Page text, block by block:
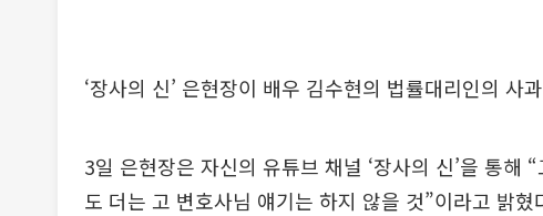
‘장사의 신’ 은현장이 배우 김수현의 법률대리인의 사
3일 은현장은 자신의 유튜브 채널 ‘장사의 신’을 통해
도 더는 고 변호사님 얘기는 하지 않을 것”이라고 밝혔